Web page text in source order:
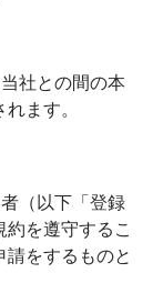
社との間の本
ます。
（以下「登録
を遵守するこ
請をするものと